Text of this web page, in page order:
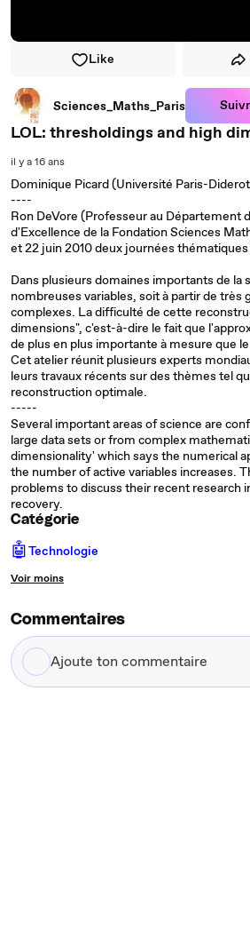
Like
Sciences_Maths_Paris
LOL: thresholdings and high
il y a 16 ans
Dominique Picard (Université Paris-
----
Ron DeVore (Professeur au Département
d'Excellence de la Fondation Sciences
et 22 juin 2010 deux journées
Dans plusieurs domaines importants de
nombreuses variables, soit à partir de
complexes. La difficulté de cette
dimensions", c'est-à-dire le fait que
de plus en plus importante à mesure que
Cet atelier réunit plusieurs experts
leurs travaux récents sur des thèmes tel
reconstruction optimale.
-----
Several important areas of science are
large data sets or from complex
dimensionality' which says the numerical
the number of active variables increases.
problems to discuss their recent research
recovery.
Catégorie
🤖Technologie
Voir moins
Commentaires
Ajoute
ton